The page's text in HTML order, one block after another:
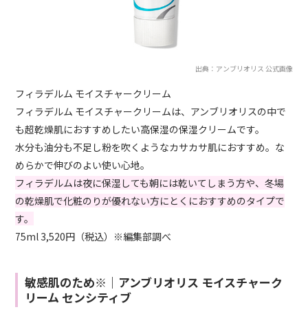
出典：アンブリオリス 公式画像
フィラデルム モイスチャークリーム
フィラデルム モイスチャークリームは、アンブリオリスの中で
も超乾燥肌におすすめしたい高保湿の保湿クリームです。
水分も油分も不足し粉を吹くようなカサカサ肌におすすめ。な
めらかで伸びのよい使い心地。
フィラデルムは夜に保湿しても朝には乾いてしまう方や、冬場
の乾燥肌で化粧のりが優れない方にとくにおすすめのタイプで
す。
75ml 3,520円（税込）※編集部調べ
敏感肌のため※｜アンブリオリス モイスチャーク
リーム センシティブ